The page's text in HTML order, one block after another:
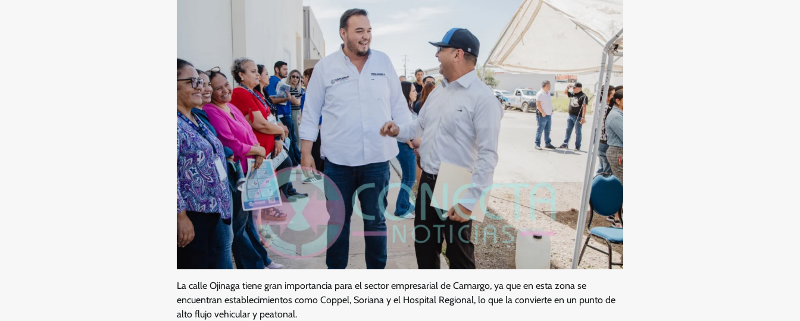
La calle Ojinaga tiene gran importancia para el sector empresarial de Camargo, ya que en esta zona se
encuentran establecimientos como Coppel, Soriana y el Hospital Regional, lo que la convierte en un punto de
alto flujo vehicular y peatonal.